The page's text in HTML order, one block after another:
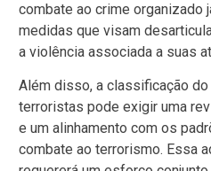
combate ao crime organizado
medidas que visam
a violência associada a suas
Além disso, a classificação do
terroristas pode exigir uma
e um alinhamento com os
combate ao terrorismo. Essa